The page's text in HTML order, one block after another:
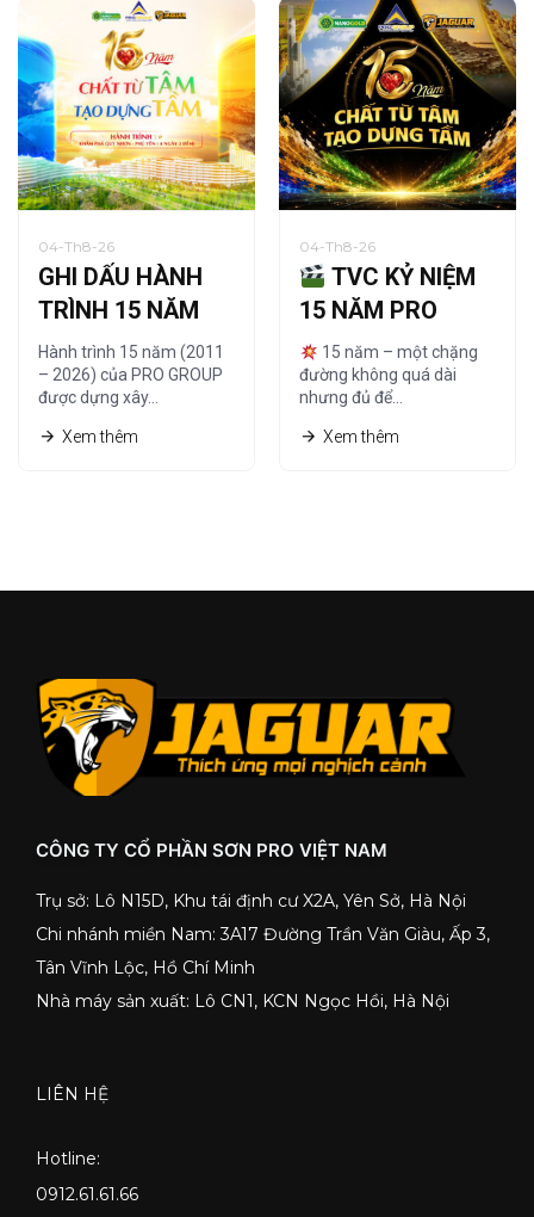
04-Th8-26
GHI DẤU HÀNH
TRÌNH 15 NĂM
CÙNG HỆ THỐNG
NHÀ PHÂN PHỐI
Hành trình 15 năm (2011
– 2026) của PRO GROUP
được dựng xây…
Xem thêm
04-Th8-26
TVC KỶ NIỆM
15 NĂM PRO
GROUP | CHẤT
TỪ TÂM – TẠO
DỰNG TẦM
15 năm – một chặng
đường không quá dài
nhưng đủ để…
Xem thêm
CÔNG TY CỔ PHẦN SƠN PRO VIỆT NAM
Trụ sở: Lô N15D, Khu tái định cư X2A, Yên Sở, Hà Nội
Chi nhánh miền Nam: 3A17 Đường Trần Văn Giàu, Ấp 3,
Tân Vĩnh Lộc, Hồ Chí Minh
Nhà máy sản xuất: Lô CN1, KCN Ngọc Hồi, Hà Nội
LIÊN HỆ
Hotline:
0912.61.61.66